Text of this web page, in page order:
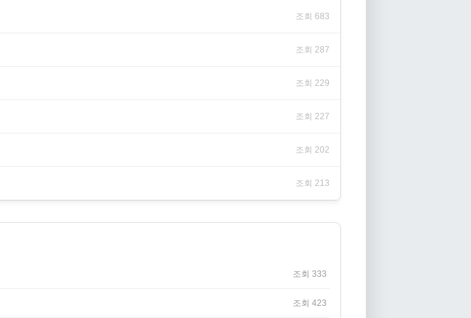
조회 683
조회 287
조회 229
조회 227
조회 202
조회 213
조회 333
조회 423